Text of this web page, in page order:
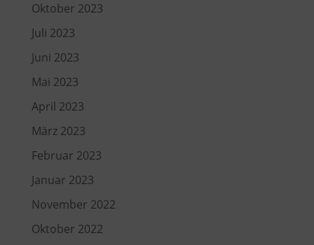
Oktober 2023
Juli 2023
Juni 2023
Mai 2023
April 2023
März 2023
Februar 2023
Januar 2023
November 2022
Oktober 2022